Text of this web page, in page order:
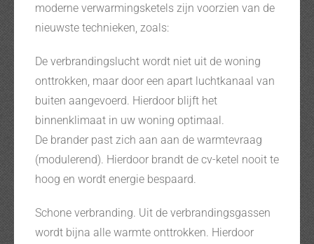
moderne verwarmingsketels zijn voorzien van de
nieuwste technieken, zoals:
De verbrandingslucht wordt niet uit de woning
onttrokken, maar door een apart luchtkanaal van
buiten aangevoerd. Hierdoor blijft het
binnenklimaat in uw woning optimaal.
De brander past zich aan aan de warmtevraag
(modulerend). Hierdoor brandt de cv-ketel nooit te
hoog en wordt energie bespaard.
Schone verbranding. Uit de verbrandingsgassen
wordt bijna alle warmte onttrokken. Hierdoor